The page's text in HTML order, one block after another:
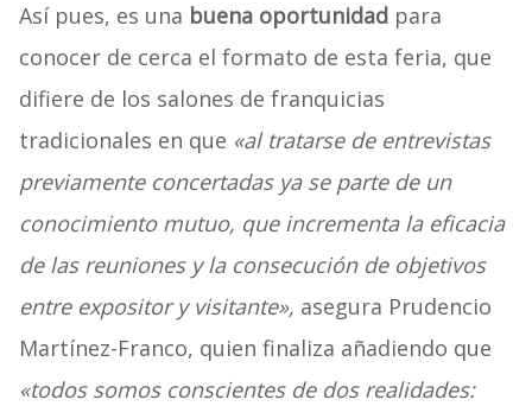
Así pues, es una buena oportunidadpara
conocer de cerca el formato de esta feria, que
difiere de los salones de franquicias
tradicionales en que «al tratarse de entrevistas
previamente concertadas ya se parte de un
conocimiento mutuo, que incrementa la eficacia
de las reuniones y la consecución de objetivos
entre expositor y visitante», asegura Prudencio
Martínez-Franco, quien finaliza añadiendo que
«todos somos conscientes de dos realidades: